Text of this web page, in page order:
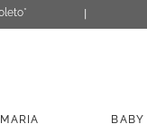
BABY